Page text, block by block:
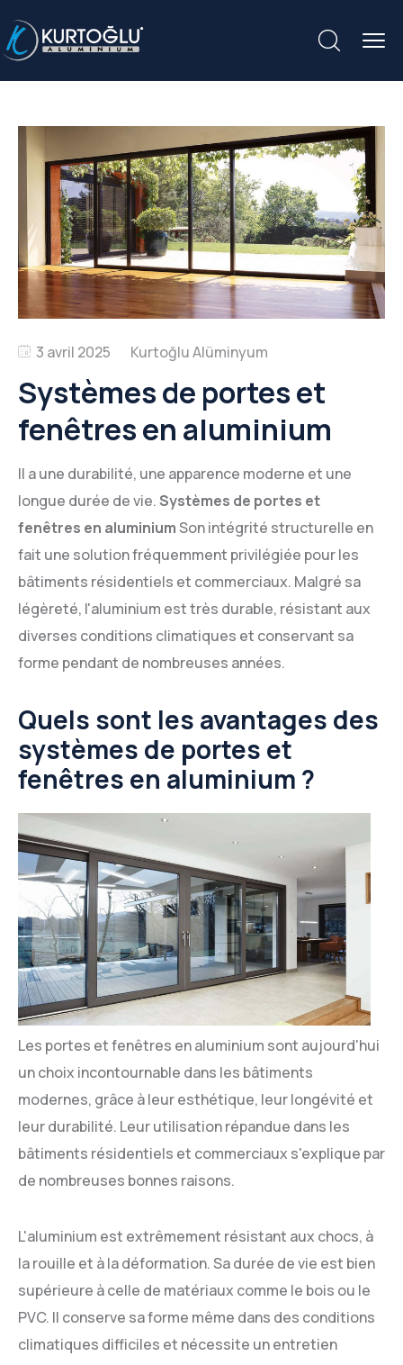
3 avril 2025
Systèmes de portes et
fenêtres en aluminium
Il a une durabilité, une apparence moderne et une
longue durée de vie.Systèmes de portes et
fenêtres en aluminiumSon intégrité structurelle en
fait une solution fréquemment privilégiée pour les
bâtiments résidentiels et commerciaux. Malgré sa
légèreté, l'aluminium est très durable, résistant aux
diverses conditions climatiques et conservant sa
forme pendant de nombreuses années.
Quels sont les avantages des
systèmes de portes et
fenêtres en aluminium ?
Les portes et fenêtres en aluminium sont aujourd'hui
un choix incontournable dans les bâtiments
modernes, grâce à leur esthétique, leur longévité et
leur durabilité. Leur utilisation répandue dans les
bâtiments résidentiels et commerciaux s'explique par
de nombreuses bonnes raisons.
L'aluminium est extrêmement résistant aux chocs, à
la rouille et à la déformation. Sa durée de vie est bien
supérieure à celle de matériaux comme le bois ou le
PVC. Il conserve sa forme même dans des conditions
climatiques difficiles et nécessite un entretien